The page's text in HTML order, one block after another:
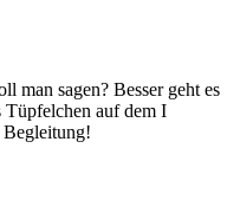
man sagen? Besser geht es
Tüpfelchen auf dem I